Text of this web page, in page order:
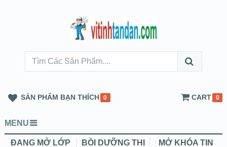
SẢN PHẨM BẠN THÍCH 0 CART 0
MENU
ĐANG MỞ LỚP
BỒI DƯỠNG THI
MỞ KHÓA TIN